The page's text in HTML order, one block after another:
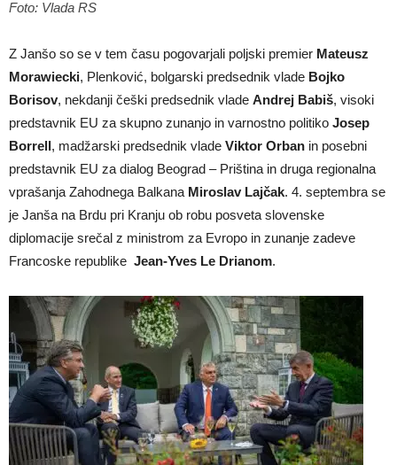
Foto: Vlada RS
Z Janšo so se v tem času pogovarjali poljski premier Mateusz
Morawiecki, Plenković, bolgarski predsednik vlade Bojko
Borisov, nekdanji češki predsednik vlade Andrej Babiš, visoki
predstavnik EU za skupno zunanjo in varnostno politiko Josep
Borrell, madžarski predsednik vlade Viktor Orban in posebni
predstavnik EU za dialog Beograd – Priština in druga regionalna
vprašanja Zahodnega Balkana Miroslav Lajčak. 4. septembra se
je Janša na Brdu pri Kranju ob robu posveta slovenske
diplomacije srečal z ministrom za Evropo in zunanje zadeve
Francoske republike Jean-Yves Le Drianom.